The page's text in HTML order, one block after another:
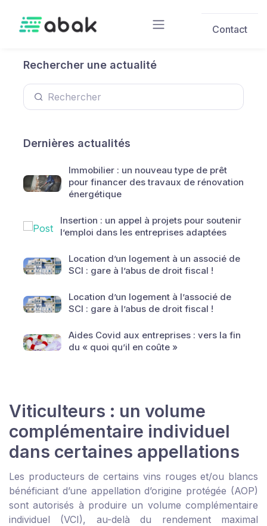
Contact
Rechercher une actualité
Dernières actualités
Immobilier : un nouveau type de prêt
pour financer des travaux de rénovation
énergétique
Insertion : un appel à projets pour soutenir
l’emploi dans les entreprises adaptées
Location d’un logement à un associé de
SCI : gare à l’abus de droit fiscal !
Location d’un logement à l’associé de
SCI : gare à l’abus de droit fiscal !
Aides Covid aux entreprises : vers la fin
du « quoi qu’il en coûte »
Viticulteurs : un volume
complémentaire individuel
dans certaines appellations
Les producteurs de certains vins rouges et/ou blancs
bénéficiant d’une appellation d’origine protégée (AOP)
sont autorisés à produire un volume complémentaire
individuel (VCI), au-delà du rendement maximal